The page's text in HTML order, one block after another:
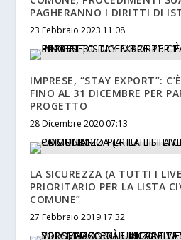
PAGHERANNO I DIRITTI DI
23 Febbraio 2023 11:08
IMPRESE, “STAY EXPORT”:
FINO AL 31 DICEMBRE PER
PROGETTO
28 Dicembre 2020 07:13
LA SICUREZZA (A TUTTI I
PRIORITARIO PER LA LISTA
COMUNE”
27 Febbraio 2019 17:32